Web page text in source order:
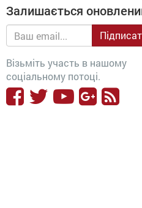
Залишається
Візьміть участь в нашому
соціальному потоці.